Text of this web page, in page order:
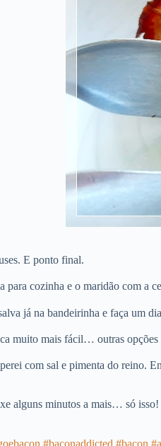
⠀⠀⠀⠀⠀⠀⠀⠀⠀⠀
E ponto final.
cozinha e o maridão com a
já na bandeirinha e faça um
muito mais fácil… outras opções
com sal e pimenta do reino.
alguns minutos a mais… só isso!